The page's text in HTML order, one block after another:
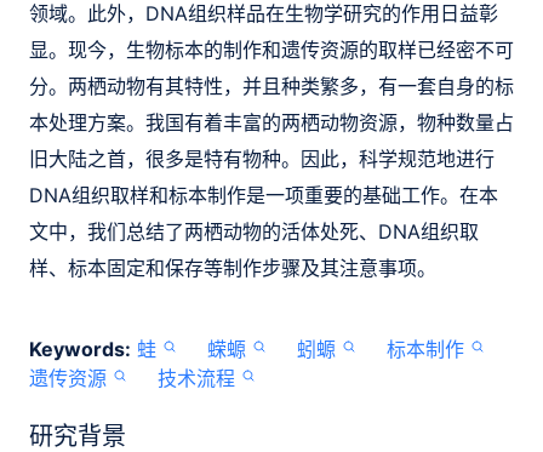
领域。此外，DNA组织样品在生物学研究的作用日益彰
显。现今，生物标本的制作和遗传资源的取样已经密不可
分。两栖动物有其特性，并且种类繁多，有一套自身的标
本处理方案。我国有着丰富的两栖动物资源，物种数量占
旧大陆之首，很多是特有物种。因此，科学规范地进行
DNA组织取样和标本制作是一项重要的基础工作。在本
文中，我们总结了两栖动物的活体处死、DNA组织取
样、标本固定和保存等制作步骤及其注意事项。
Keywords: 蛙 蝾螈 蚓螈
标本制作
遗传资源
技术流程
研究背景